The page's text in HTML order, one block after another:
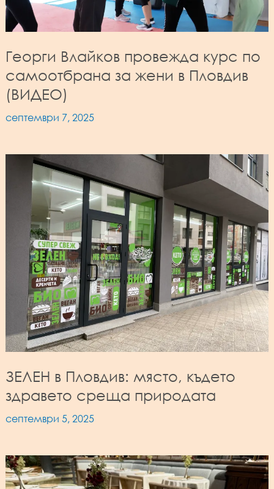
Георги Влайков провежда курс по
самоотбрана за жени в Пловдив
(ВИДЕО)
септември 7, 2025
ЗЕЛЕН в Пловдив: място, където
здравето среща природата
септември 5, 2025